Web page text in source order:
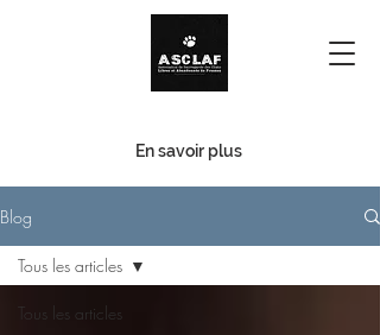
En savoir plus
Blog
Tous les articles
Tous les articles